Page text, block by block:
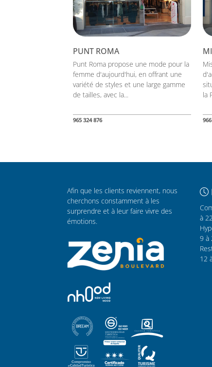
PUNT ROMA
Punt Roma propose une mode pour la
femme d'aujourd'hui, en offrant une
variété de styles et une large gamme
de tailles, avec la...
965 324 876
la
Afin que les clients reviennent, nous
cherchons constamment à les
surprendre et à leur faire vivre des
émotions.
à
9 à
12